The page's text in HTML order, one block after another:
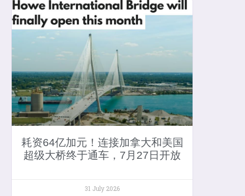
耗资64亿加元！连接加拿大和美国
超级大桥终于通车，7月27日开放
31 July 2026